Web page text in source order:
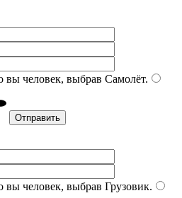
вы человек, выбрав Самолёт.
вы человек, выбрав Грузовик.